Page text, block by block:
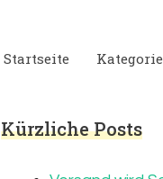
Startseite
Kürzliche Posts